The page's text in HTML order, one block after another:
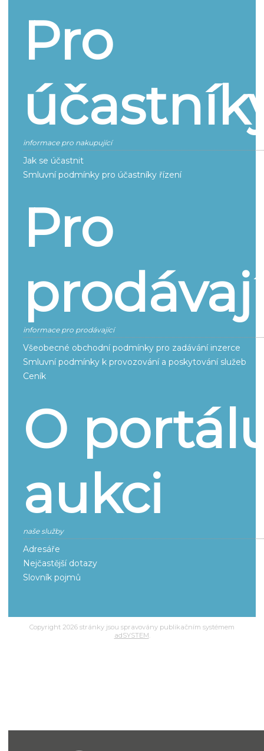
Pro
informace pro nakupující
Jak se účastnit
Smluvní podmínky pro účastníky řízení
Pro
informace pro prodávající
Všeobecné obchodní podmínky pro zadávání inzerce
Smluvní podmínky k provozování a poskytování služeb
Ceník
O
aukci
naše služby
Adresáře
Nejčastější dotazy
Slovník pojmů
Copyright 2026 stránky jsou spravovány publikačním systémem
adSYSTEM.